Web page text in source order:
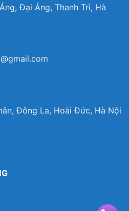
Đại Áng, Thanh Trì, Hà
Đông La, Hoài Đức, Hà Nội